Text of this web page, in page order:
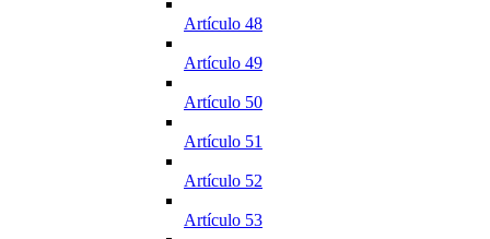
Artículo 48
Artículo 49
Artículo 50
Artículo 51
Artículo 52
Artículo 53